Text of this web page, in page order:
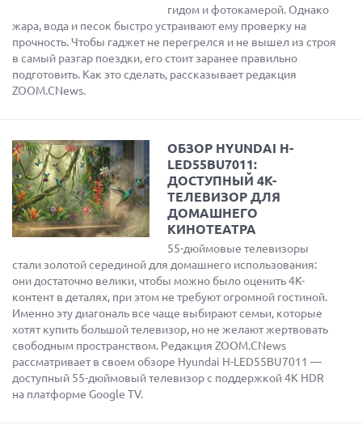
гидом и фотокамерой. Однако
жара, вода и песок быстро устраивают ему проверку на
прочность. Чтобы гаджет не перегрелся и не вышел из строя
в самый разгар поездки, его стоит заранее правильно
подготовить. Как это сделать, рассказывает редакция
ZOOM.CNews.
ОБЗОР HYUNDAI H-
LED55BU7011:
ДОСТУПНЫЙ 4K-
ТЕЛЕВИЗОР ДЛЯ
ДОМАШНЕГО
КИНОТЕАТРА
55-дюймовые телевизоры
стали золотой серединой для домашнего использования:
они достаточно велики, чтобы можно было оценить 4K-
контент в деталях, при этом не требуют огромной гостиной.
Именно эту диагональ все чаще выбирают семьи, которые
хотят купить большой телевизор, но не желают жертвовать
свободным пространством. Редакция ZOOM.CNews
рассматривает в своем обзоре Hyundai H-LED55BU7011 —
доступный 55-дюймовый телевизор с поддержкой 4K HDR
на платформе Google TV.